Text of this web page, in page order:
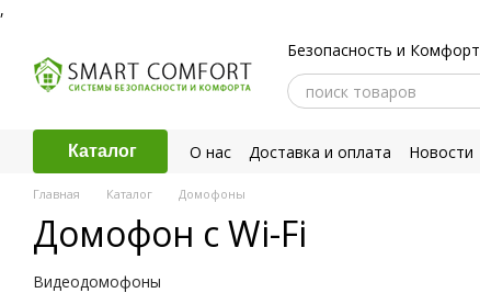
,
Безопасность и Комфорт
Каталог О нас Доставка и оплата Новости
Главная Каталог Домофоны
Домофон с Wi-Fi
Видеодомофоны